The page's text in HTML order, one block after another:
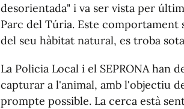
desorientada" i va ser vista per
Parc del Túria. Este
del seu hàbitat natural, es troba
La Policia Local i el SEPRONA han
capturar a l'animal, amb l'objectiu
prompte possible. La cerca està